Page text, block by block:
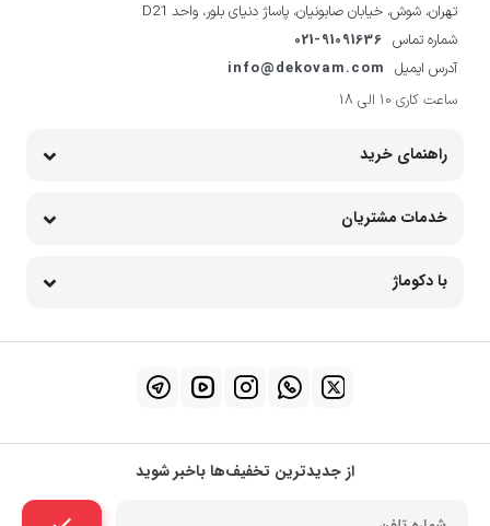
تهران، شوش، خیابان صابونیان، پاساژ دنیای بلور، واحد D21
شماره تماس 021-91091636
آدرس ایمیل info@dekovam.com
ساعت کاری 10 الی 18
راهنمای خرید
خدمات مشتریان
با دکوماژ
از جدیدترین تخفیف‌ها باخبر شوید